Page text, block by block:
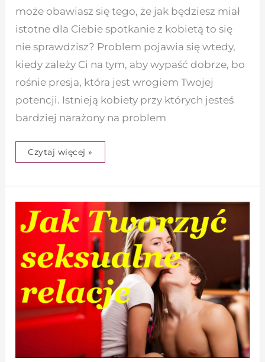
może obawiasz się tego, że jak będziesz miał
istotne dla Ciebie spotkanie z kobietą to się
nie sprawdzisz? Problem pojawia się wtedy,
kiedy zależy Ci na tym, aby wypaść dobrze, bo
rośnie presja, która jest wrogiem Twojej
potencji. Istnieją kobiety przy których jesteś
bardziej narażony na problem
Czytaj więcej »
Jak
tworzyć
seksualne
relacje